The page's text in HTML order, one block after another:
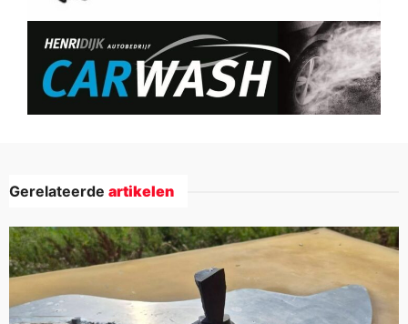
Gerelateerde artikelen